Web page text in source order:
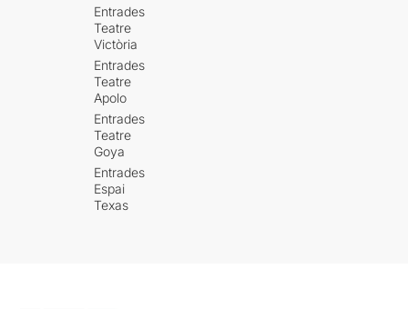
Entrades
Teatre
Victòria
Entrades
Teatre
Apolo
Entrades
Teatre
Goya
Entrades
Espai
Texas